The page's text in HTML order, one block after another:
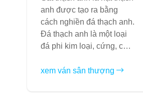
anh được tạo ra bằng
cách nghiền đá thạch anh.
Đá thạch anh là một loại
đá phi kim loại, cứng, chịu
xem ván sân thượng